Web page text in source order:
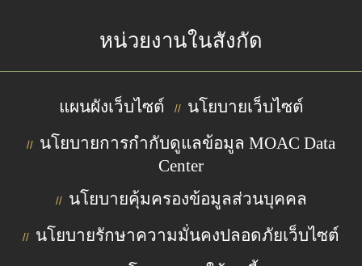
หน่วยงานในสังกัด
แผนผังเว็บไซต์ // นโยบายเว็บไซต์
// นโยบายการกำกับดูแลข้อมูล MOAC Data
Center
// นโยบายคุ้มครองข้อมูลส่วนบุคคล
// นโยบายรักษาความมั่นคงปลอดภัยเว็บไซต์